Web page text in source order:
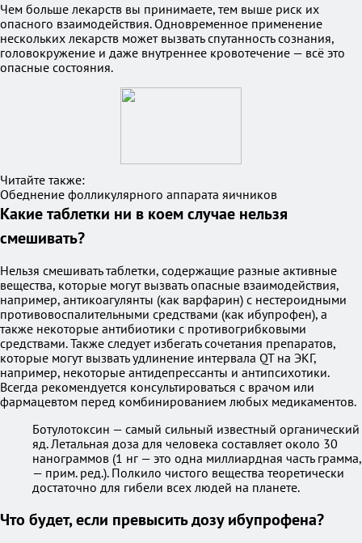
Чем больше лекарств вы принимаете, тем выше риск их
опасного взаимодействия. Одновременное применение
нескольких лекарств может вызвать спутанность сознания,
головокружение и даже внутреннее кровотечение — всё это
опасные состояния.
Читайте также:
Обеднение фолликулярного аппарата яичников
Какие таблетки ни в коем случае нельзя
смешивать?
Нельзя смешивать таблетки, содержащие разные активные
вещества, которые могут вызвать опасные взаимодействия,
например, антикоагулянты (как варфарин) с нестероидными
противовоспалительными средствами (как ибупрофен), а
также некоторые антибиотики с противогрибковыми
средствами. Также следует избегать сочетания препаратов,
которые могут вызвать удлинение интервала QT на ЭКГ,
например, некоторые антидепрессанты и антипсихотики.
Всегда рекомендуется консультироваться с врачом или
фармацевтом перед комбинированием любых медикаментов.
Ботулотоксин — самый сильный известный органический
яд. Летальная доза для человека составляет около 30
нанограммов (1 нг — это одна миллиардная часть грамма,
— прим. ред.). Полкило чистого вещества теоретически
достаточно для гибели всех людей на планете.
Что будет, если превысить дозу ибупрофена?